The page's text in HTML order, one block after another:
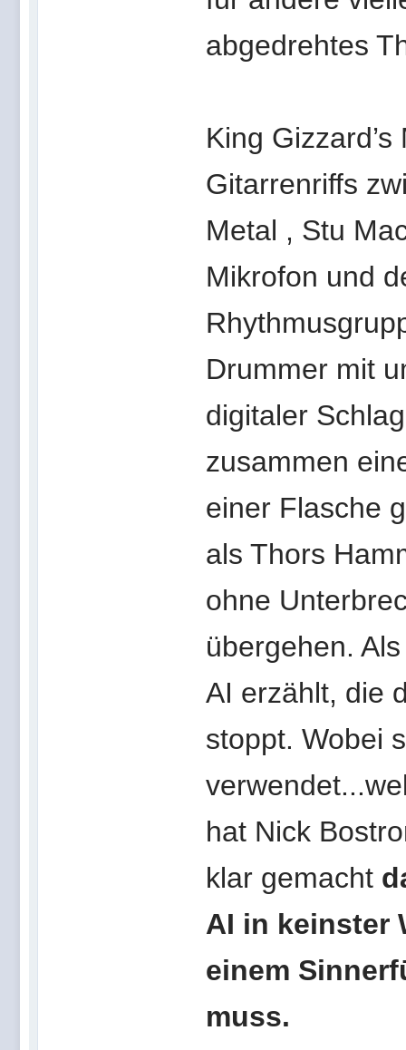
abgedrehtes
King
Gitarrenriffs
Metal , Stu
Mikrofon und
Drummer mit
digitaler
zusammen
einer Flasche
als Thors
ohne
übergehen.
AI erzählt, die
stoppt. Wobei
hat Nick
klar gemacht
AI in keinster
einem
muss.